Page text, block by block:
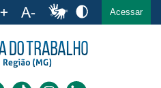
Ir para a busca Ir para o rodapé
Acessar